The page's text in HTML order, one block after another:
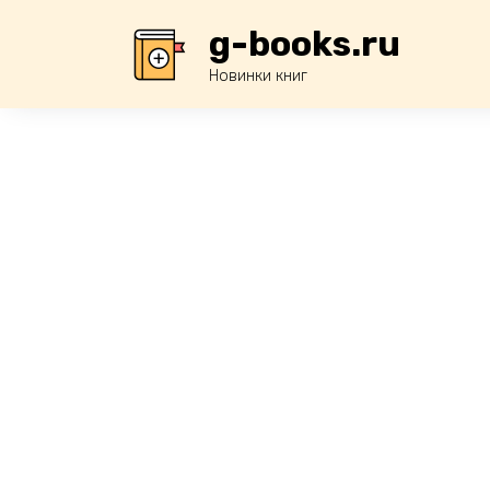
g-books.ru
Новинки книг